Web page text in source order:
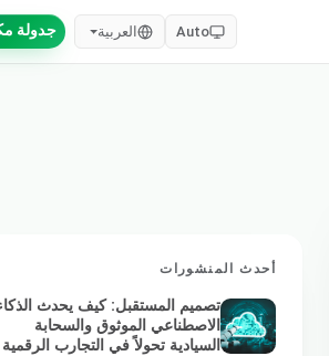
Auto العربية جدولة
أحدث المنشورات
تصميم المستقبل: كيف يحدث
الاصطناعي الموثوق والسحابة
السيادية تحولاً في التجارب الرقمية